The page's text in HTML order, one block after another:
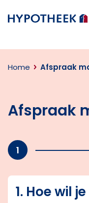
Terug naar home
Home Afspraak
Afspraak
1
1. Hoe wil